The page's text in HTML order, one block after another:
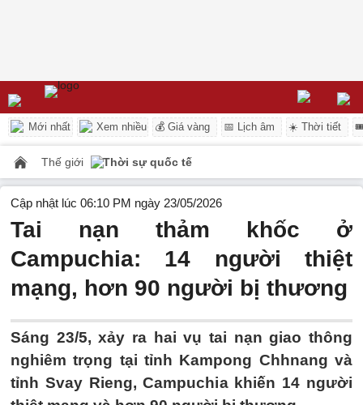
Mới nhất Xem nhiều 💰 Giá vàng 📅 Lịch âm ☀️ Thời tiết
Thế giới Thời sự quốc tế
Cập nhật lúc 06:10 PM ngày 23/05/2026
Tai nạn thảm khốc ở
Campuchia: 14 người thiệt
mạng, hơn 90 người bị thương
Sáng 23/5, xảy ra hai vụ tai nạn giao thông
nghiêm trọng tại tỉnh Kampong Chhnang và
tỉnh Svay Rieng, Campuchia khiến 14 người